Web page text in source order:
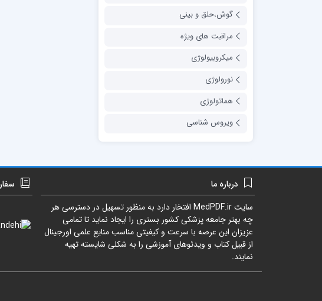
گوش،حلق و بینی
مراقبت های ویژه
میکروبیولوژی
نورولوژی
هماتولوژی
ویروس شناسی
درباره ما
سایتMedPDF.ir افتخار دارد به منظور تسهیل در دسترسی هر
چه بهتر جامعه پزشکی کشور بستری را ایجاد نماید تا تمامی
عزیزان این عرصه با سرعت و کیفیتی مناسب منایع علمی اورجینال
از قبیل کتاب و ویدئوهای آموزشی را به شکلی شایسته تهیه
نمایند.